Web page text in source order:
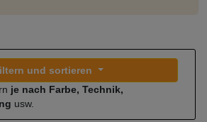
und sortieren
je nach Farbe, Technik,
usw.